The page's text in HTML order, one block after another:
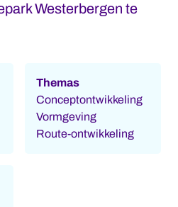
Westerbergen te
Themas
Conceptontwikkeling
Vormgeving
Route-ontwikkeling